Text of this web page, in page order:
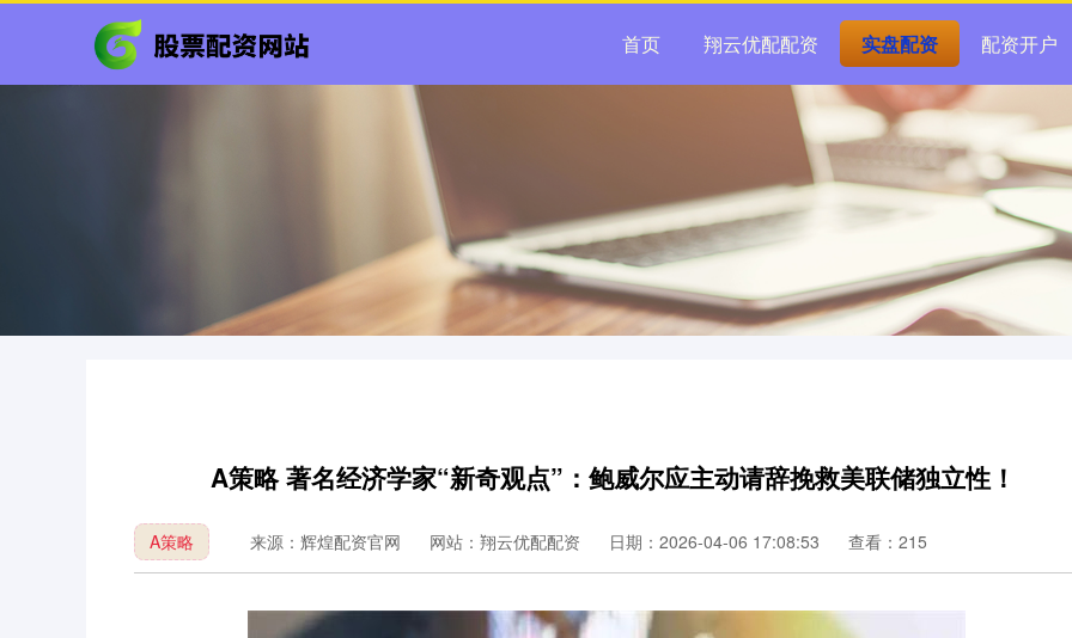
首页 翔云优配配资 实盘配资 配资开户
A策略 著名经济学家“新奇观点”：鲍威尔应主动请辞挽救美联储独立性！
A策略 来源：辉煌配资官网 网站：翔云优配配资 日期：2026-04-06 17:08:53 查看：215